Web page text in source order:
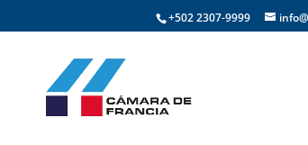
+502 2307-9999